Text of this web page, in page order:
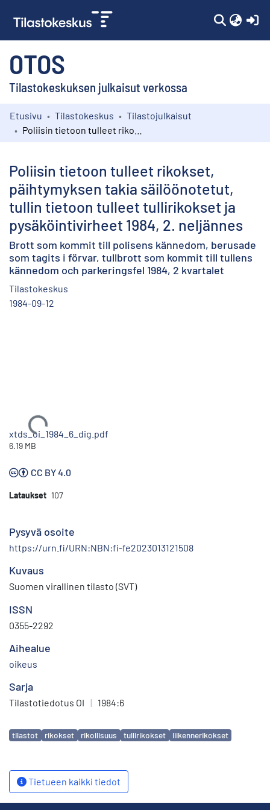
OTOS
Tilastokeskuksen julkaisut verkossa
Kokoelmat
Etusivu Tilastokeskus
Tilastojulkaisut
Poliisin tietoon tulleet rikokset,
päihtymyksen takia säilöönotetut,
tullin tietoon tulleet tullirikokset ja
pysäköintivirheet 1984, 2. neljännes
Brott som kommit till polisens kännedom, berusade
som tagits i förvar, tullbrott som kommit till tullens
kännedom och parkeringsfel 1984, 2 kvartalet
Tilastokeskus
1984-09-12
Ladataan...
xtds_oi_1984_6_dig.pdf
6.19 MB
CC BY 4.0
Lataukset 107
Pysyvä osoite
https://urn.fi/URN:NBN:fi-fe2023013121508
Kuvaus
Suomen virallinen tilasto (SVT)
ISSN
0355-2292
Aihealue
oikeus
Sarja
Tilastotiedotus OI | 1984:6
Avainsanat
tilastot rikokset rikollisuus tullirikokset liikennerikokset
Tietueen kaikki tiedot